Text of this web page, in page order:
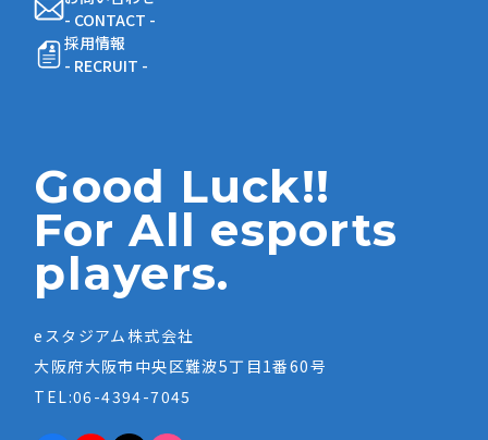
- CONTACT -
採用情報
- RECRUIT -
Good Luck!!
For All esports
players.
eスタジアム株式会社
大阪府大阪市中央区難波5丁目1番60号
TEL:06-4394-7045